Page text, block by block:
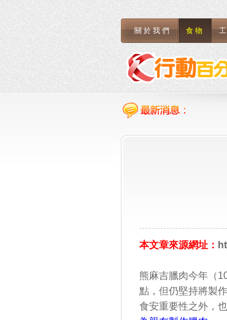
關於我們 食物
本文章來源網址：
熊麻吉臘肉今年（
點，但仍堅持將製
食安重要性之外，